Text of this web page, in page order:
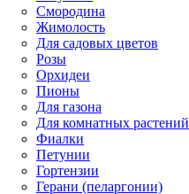
Смородина
Жимолость
Для садовых цветов
Розы
Орхидеи
Пионы
Для газона
Для комнатных растений
Фиалки
Петунии
Гортензии
Герани (пеларгонии)